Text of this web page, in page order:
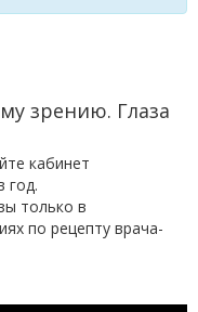
зрению. Глаза
кабинет
год.
только в
по рецепту врача-